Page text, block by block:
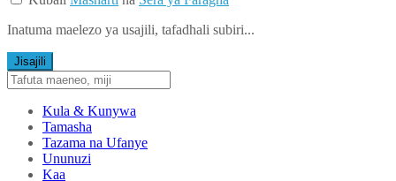
Inatuma maelezo ya usajili, tafadhali subiri...
Jisajili
Kula & Kunywa
Tamasha
Tazama na Ufanye
Ununuzi
Kaa